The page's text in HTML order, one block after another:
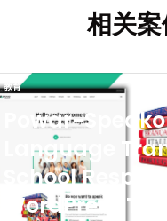
相关
教育
Powar-Speako
Language
School
WordPress